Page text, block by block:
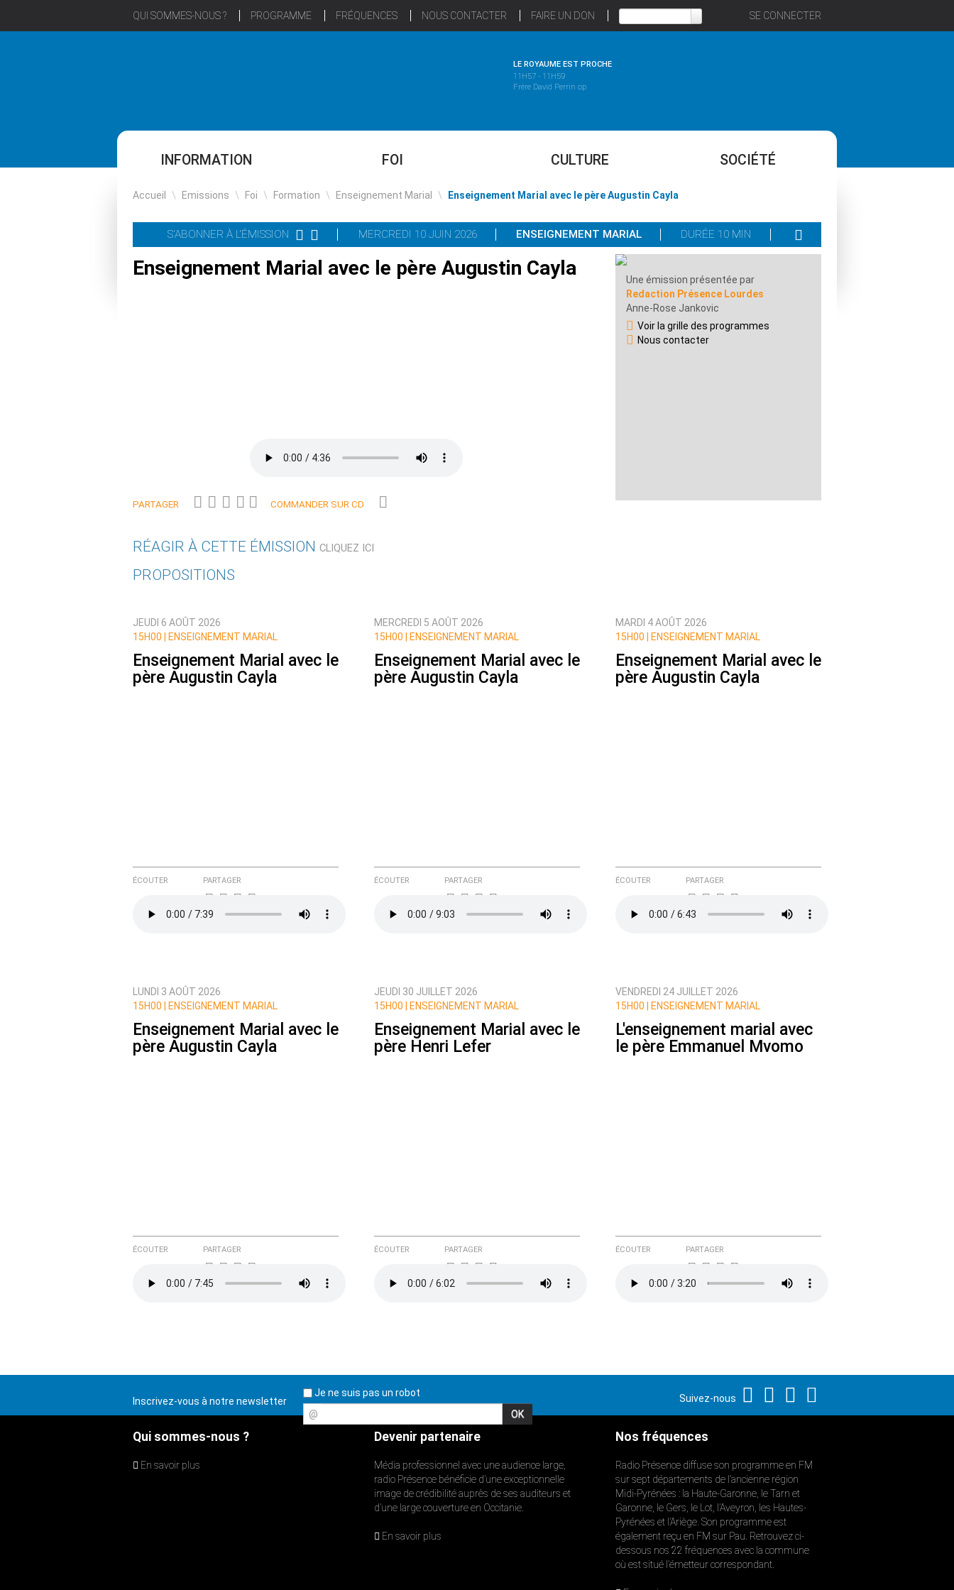
QUI SOMMES-NOUS ? PROGRAMME FRÉQUENCES NOUS CONTACTER FAIRE UN DON SE CONNECTER
LE ROYAUME EST PROCHE
11H57 - 11H59
Frère David Perrin op
INFORMATION FOI CULTURE SOCIÉTÉ
Accueil \ Emissions \ Foi \ Formation \ Enseignement Marial \ Enseignement Marial avec le père Augustin Cayla
S'ABONNER À L'ÉMISSION MERCREDI 10 JUIN 2026 ENSEIGNEMENT MARIAL DURÉE 10 MIN
Enseignement Marial avec le père Augustin Cayla
PARTAGER COMMANDER SUR CD
Une émission présentée par
Redaction Présence Lourdes
Anne-Rose Jankovic
Voir la grille des programmes
Nous contacter
RÉAGIR À CETTE ÉMISSION CLIQUEZ ICI
Nom
Courriel (non publié)
Prévenez-moi de tous les nouveaux commentaires de cette discussion par email
PROPOSITIONS
JEUDI 6 AOÛT 2026
15H00 |
ENSEIGNEMENT MARIAL
Enseignement Marial avec le
père Augustin Cayla
ÉCOUTER PARTAGER
MERCREDI 5 AOÛT 2026
15H00 |
ENSEIGNEMENT MARIAL
Enseignement Marial avec le
père Augustin Cayla
ÉCOUTER PARTAGER
MARDI 4 AOÛT 2026
15H00 |
ENSEIGNEMENT MARIAL
Enseignement Marial avec le
père Augustin Cayla
ÉCOUTER PARTAGER
LUNDI 3 AOÛT 2026
15H00 |
ENSEIGNEMENT MARIAL
Enseignement Marial avec le
père Augustin Cayla
ÉCOUTER PARTAGER
JEUDI 30 JUILLET 2026
15H00 |
ENSEIGNEMENT MARIAL
Enseignement Marial avec le
père Henri Lefer
ÉCOUTER PARTAGER
VENDREDI 24 JUILLET 2026
15H00 |
ENSEIGNEMENT MARIAL
L'enseignement marial avec
le père Emmanuel Mvomo
ÉCOUTER PARTAGER
Inscrivez-vous à notre newsletter
Je ne suis pas un robot
@
Suivez-nous
Qui sommes-nous ?
En savoir plus
Devenir partenaire
Média professionnel avec une audience large,
radio Présence bénéficie d’une exceptionnelle
image de crédibilité auprès de ses auditeurs et
d’une large couverture en Occitanie.
En savoir plus
Nos fréquences
Radio Présence diffuse son programme en FM
sur sept départements de l’ancienne région
Midi-Pyrénées : la Haute-Garonne, le Tarn et
Garonne, le Gers, le Lot, l’Aveyron, les Hautes-
Pyrénées et l’Ariège. Son programme est
également reçu en FM sur Pau. Retrouvez ci-
dessous nos 22 fréquences avec la commune
où est situé l’émetteur correspondant.